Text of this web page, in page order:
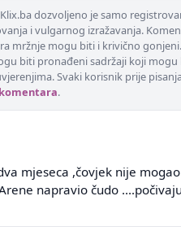
dozvoljeno je samo
i vulgarnog izražavanja.
mržnje mogu biti i krivično
biti pronađeni sadržaji koji
Svaki korisnik prije
.
mjeseca ,čovjek nije
napravio čudo